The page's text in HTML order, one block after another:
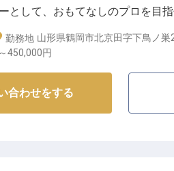
として、おもてなしのプロを目指
ライベートも大切にできるシフ
る当施設は、お客様一人ひとりに
勤務地 山形県鶴岡市北京田字下鳥ノ巣
450,000円
合わせをする